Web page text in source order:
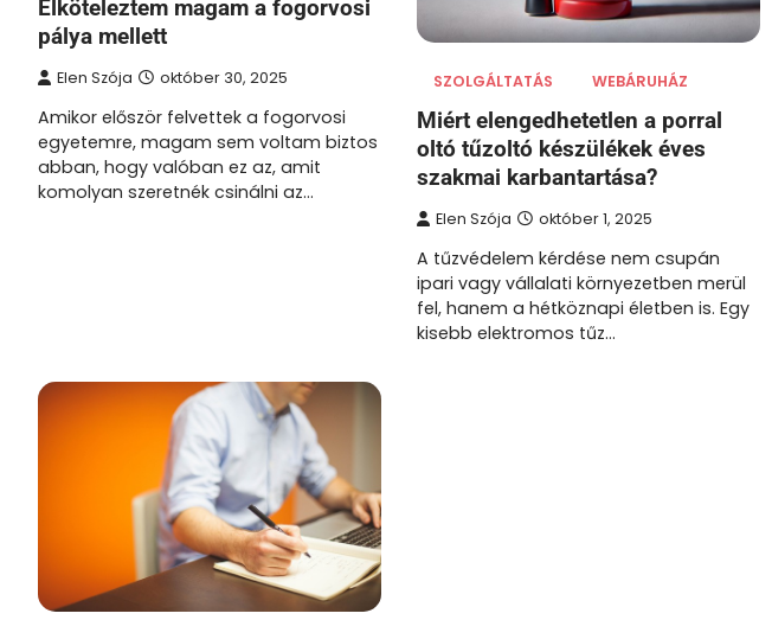
Elköteleztem magam a fogorvosi
pálya mellett
Elen Szója október 30, 2025
Amikor először felvettek a fogorvosi
egyetemre, magam sem voltam biztos
abban, hogy valóban ez az, amit
komolyan szeretnék csinálni az…
SZOLGÁLTATÁS WEBÁRUHÁZ
Miért elengedhetetlen a porral
oltó tűzoltó készülékek éves
szakmai karbantartása?
Elen Szója október 1, 2025
A tűzvédelem kérdése nem csupán
ipari vagy vállalati környezetben merül
fel, hanem a hétköznapi életben is. Egy
kisebb elektromos tűz…